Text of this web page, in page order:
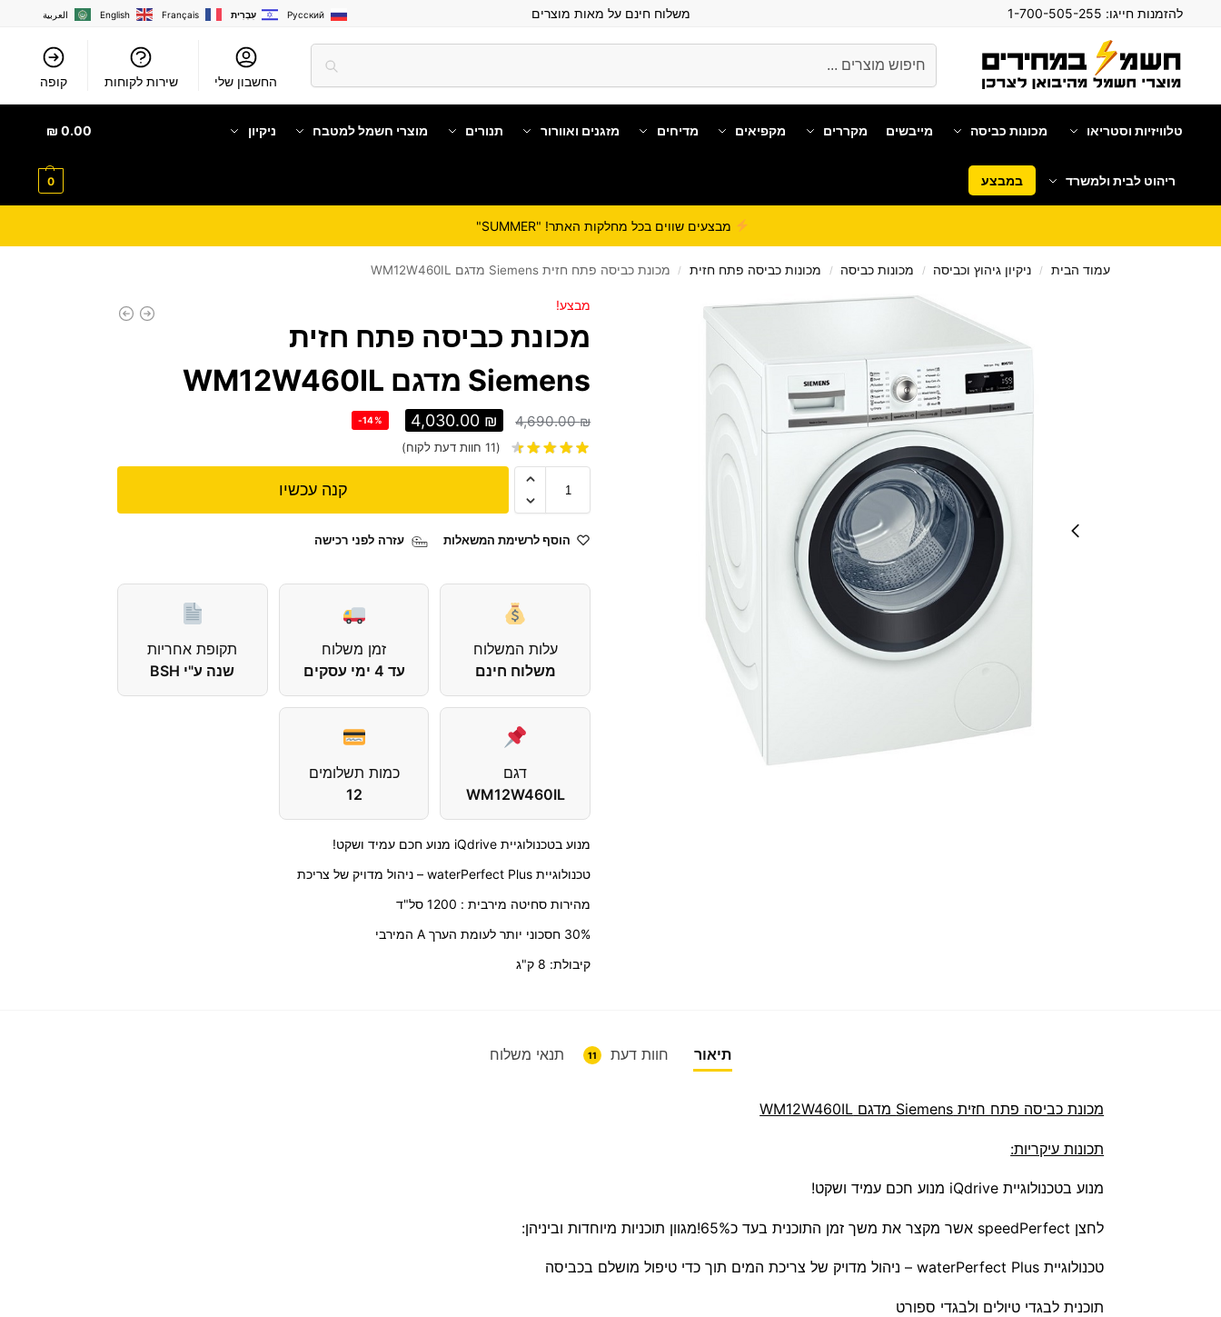
להזמנות חייגו: משלוח חינם על מאות מוצרים العربية English Français עִבְרִית Русский
החשבון שלי שירות לקוחות קופה
טלוויזיות וסטריאו מכונות כביסה מייבשים מקררים מקפיאים מדיחים מזגנים ואוורור תנורים מוצרי חשמל למטבח ניקיון
ריהוט לבית ולמשרד במבצע
0.00
₪
0
מבצעים שווים בכל מחלקות האתר! "SUMMER"
עמוד הבית / ניקיון גיהוץ וכביסה / מכונות כביסה / מכונות כביסה פתח חזית / מכונת כביסה פתח חזית Siemens מדגם WM12W460IL
מבצע!
מכונת כביסה פתח חזית
Siemens מדגם WM12W460IL
4,690.00₪
4,030.00 ₪
-14%
(
11 חוות דעת לקוח)
קנה עכשיו
הוסף לרשימת המשאלות עזרה לפני רכישה
עלות המשלוח
משלוח חינם
זמן משלוח
עד 4 ימי עסקים
תקופת אחריות
שנה ע"י BSH
דגם
WM12W460IL
כמות תשלומים
12
מנוע בטכנולוגיית iQdrive מנוע חכם עמיד ושקט!
טכנולוגיית waterPerfect Plus – ניהול מדויק של צריכת
מהירות סחיטה מירבית : 1200 סל"ד
30% חסכוני יותר לעומת הערך A המירבי
קיבולת: 8 ק"ג
תיאור חוות דעת 11 תנאי משלוח
מכונת כביסה פתח חזית Siemens מדגם WM12W460IL
תכונות עיקריות:
מנוע בטכנולוגיית iQdrive מנוע חכם עמיד ושקט!
לחצן speedPerfect אשר מקצר את משך זמן התוכנית בעד כ65%!מגוון תוכניות מיוחדות וביניהן:
טכנולוגיית waterPerfect Plus – ניהול מדויק של צריכת המים תוך כדי טיפול מושלם בכביסה
תוכנית לבגדי טיולים ולבגדי ספורט